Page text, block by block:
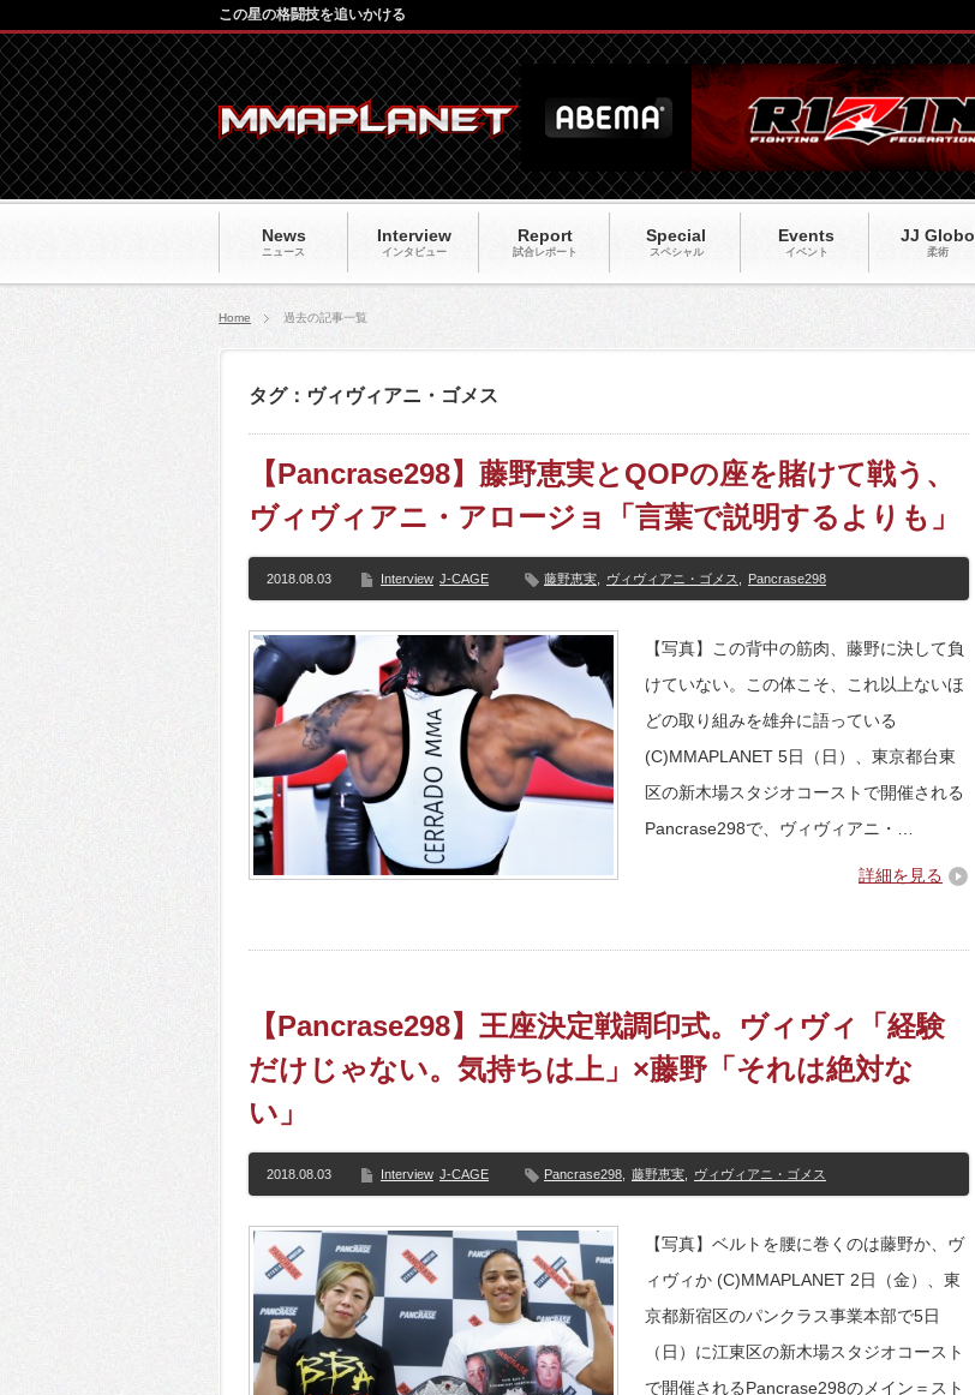
News
ニュース
Interview
インタビュー
Report
試合レポート
Special
スペシャル
Events
イベント
JJ Globo
柔術
この星の格闘技を追いかける
Home 過去の記事一覧
タグ：ヴィヴィアニ・ゴメス
【Pancrase298】藤野恵実とQOPの座を賭けて戦う、
ヴィヴィアニ・アロージョ「言葉で説明するよりも」
2018.08.03 Interview J-CAGE 藤野恵実 ヴィヴィアニ・ゴメス Pancrase298
【写真】この背中の筋肉、藤野に決して負
けていない。この体こそ、これ以上ないほ
どの取り組みを雄弁に語っている
(C)MMAPLANET 5日（日）、東京都台東
区の新木場スタジオコーストで開催される
Pancrase298で、ヴィヴィアニ・…
詳細を見る
【Pancrase298】王座決定戦調印式。ヴィヴィ「経験
だけじゃない。気持ちは上」×藤野「それは絶対な
い」
2018.08.03 Interview J-CAGE Pancrase298 藤野恵実 ヴィヴィアニ・ゴメス
【写真】ベルトを腰に巻くのは藤野か、ヴ
ィヴィか (C)MMAPLANET 2日（金）、東
京都新宿区のパンクラス事業本部で5日
（日）に江東区の新木場スタジオコースト
で開催されるPancrase298のメイン＝スト